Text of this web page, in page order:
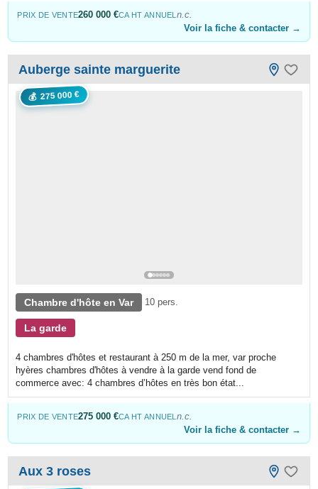
PRIX DE VENTE260 000 €CA HT ANNUELn.c.
Voir la fiche & contacter →
💰 275 000 €
Auberge sainte marguerite
Chambre d'hôte en Var 10 pers.
La garde
4 chambres d'hôtes et restaurant à 250 m de la mer, var proche
hyères chambres d'hôtes à vendre à la garde vend fond de
commerce avec: 4 chambres d’hôtes en très bon état...
PRIX DE VENTE275 000 €CA HT ANNUEL n.c.
Voir la fiche & contacter →
Aux 3 roses